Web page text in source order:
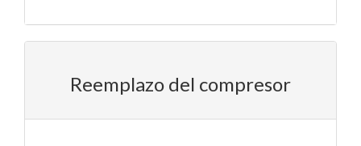
Reemplazo del compresor